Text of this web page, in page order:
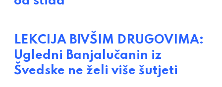
LEKCIJA BIVŠIM DRUGOVIMA:
Ugledni Banjalučanin iz
Švedske ne želi više šutjeti